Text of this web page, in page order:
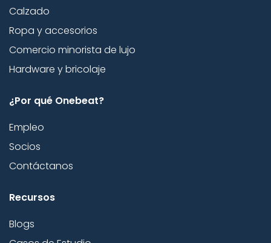
Calzado
Ropa y accesorios
Comercio minorista de lujo
Hardware y bricolaje
¿Por qué Onebeat?
Empleo
Socios
Contáctanos
Recursos
Blogs